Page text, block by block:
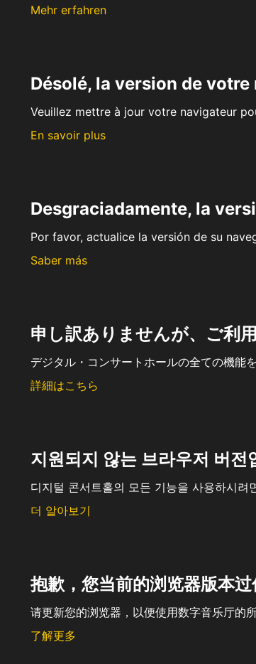
Mehr erfahren
Désolé, la version de
Veuillez mettre à jour votre navigateur
En savoir plus
Desgraciadamente, la
Por favor, actualice la versión de su
Saber más
申し訳ありませんが、ご利
デジタル・コンサートホールの全ての機能
詳細はこちら
지원되지 않는 브라우저 버전
디지털 콘서트홀의 모든 기능을 사용하시
더 알아보기
抱歉，您当前的浏览器版本过
请更新您的浏览器，以便使用数字音乐厅的所
了解更多